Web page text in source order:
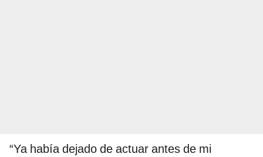
“Ya había dejado de actuar antes de mi